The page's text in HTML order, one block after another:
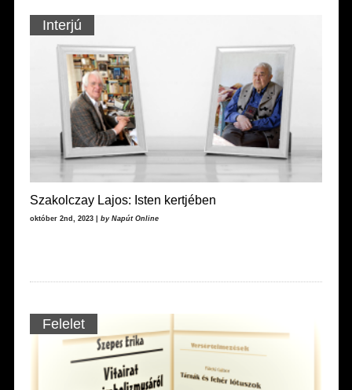
Interjú
Szakolczay Lajos: Isten kertjében
október 2nd, 2023 | by Napút Online
Felelet